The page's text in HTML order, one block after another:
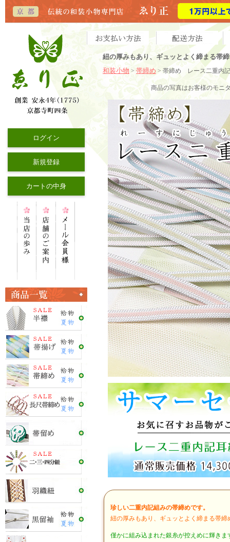
ログイン
新規登録
カートの中身
紐の厚みもあり、ギュッとよく締まる帯
和装小物 > 帯締め > 帯締め レース二重内
商品の写真はお客様のモニ
珍しい二重内記組みの帯締めです。
紐の厚みもあり、ギュッとよく締まる帯締
僅かに組み込まれた銀糸が控えめに輝きま